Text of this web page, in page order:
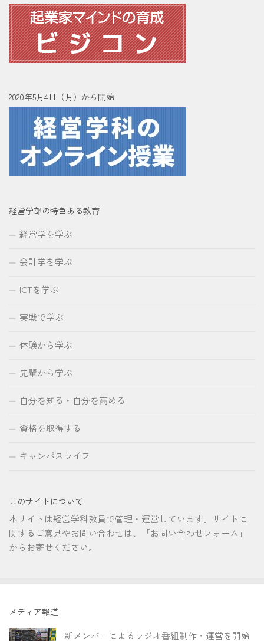
2020年5月4日（月）から開始
経営学部の特色ある教育
経営学を学ぶ
会計学を学ぶ
ICTを学ぶ
実戦で学ぶ
体験から学ぶ
先輩から学ぶ
自分を知る・自分を高める
資格を取得する
キャンパスライフ
このサイトについて
本サイトは経営学科教員で管理・運営しています。サイトに
関するご意見やお問い合わせは、「お問い合わせフォーム」
からお寄せください。
メディア報道
新メンバーによるラジオ番組制作・運営を開始